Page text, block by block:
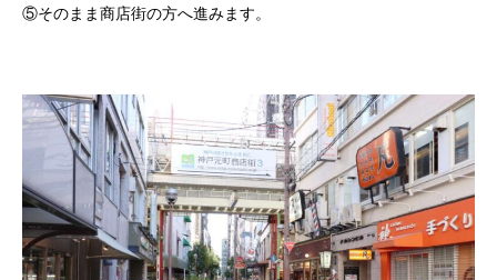
⑤そのまま商店街の方へ進みます。